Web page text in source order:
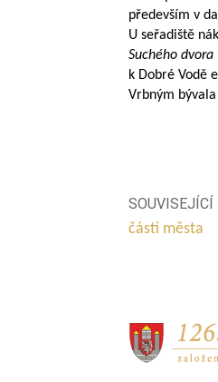
především v
U seřadiště
Suchého dvora
k Dobré Vodě
Vrbným
SOUVISEJÍCÍ
části města